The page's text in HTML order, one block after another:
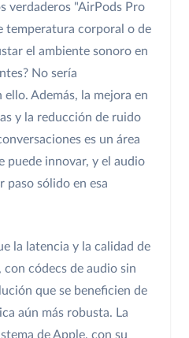
verdaderos "AirPods Pro
temperatura corporal o de
el ambiente sonoro en
No sería
Además, la mejora en
y la reducción de ruido
es un área
puede innovar, y el audio
paso sólido en esa
la latencia y la calidad de
códecs de audio sin
que se beneficien de
aún más robusta. La
de Apple, con su